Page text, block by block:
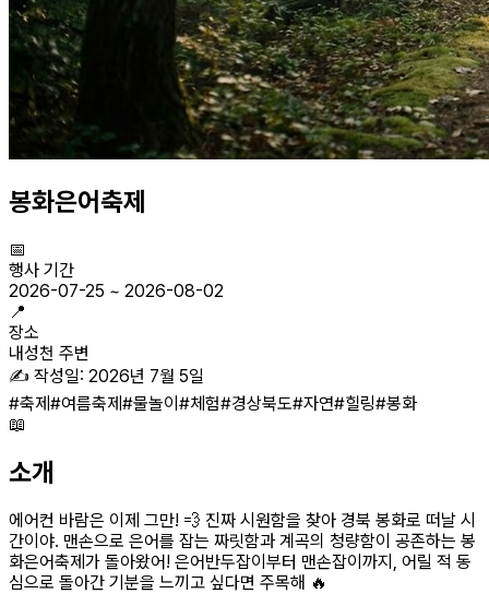
봉화은어축제
📅
행사 기간
2026-07-25 ~ 2026-08-02
📍
장소
내성천 주변
✍️ 작성일: 2026년 7월 5일
#축제#여름축제#물놀이 #체험#경상북도#자연#힐링#봉화
📖
소개
에어컨 바람은 이제 그만! 💨 진짜 시원함을 찾아 경북 봉화로 떠날 시
간이야. 맨손으로 은어를 잡는 짜릿함과 계곡의 청량함이 공존하는 봉
화은어축제가 돌아왔어! 은어반두잡이부터 맨손잡이까지, 어릴 적 동
심으로 돌아간 기분을 느끼고 싶다면 주목해 🔥